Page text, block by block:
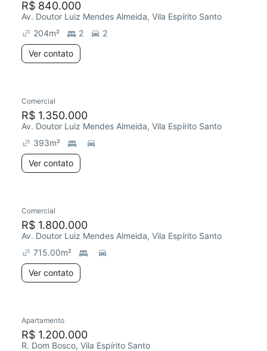
R$ 840.000
Av. Doutor Luiz Mendes Almeida, Vila Espírito Santo
204m² 2
2
Ver contato
Comercial
R$ 1.350.000
Av. Doutor Luiz Mendes Almeida, Vila Espírito Santo
393m²
Ver contato
Comercial
R$ 1.800.000
Av. Doutor Luiz Mendes Almeida, Vila Espírito Santo
715.00m²
Ver contato
Apartamento
R$ 1.200.000
R. Dom Bosco, Vila Espírito Santo